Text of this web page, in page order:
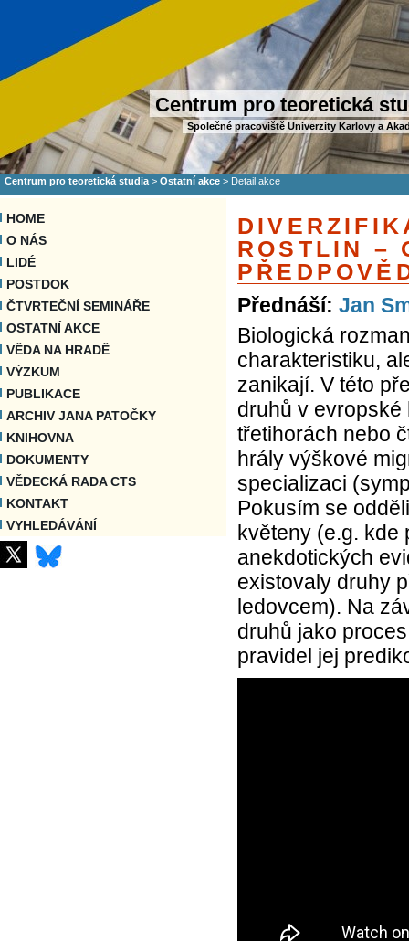
Centrum pro teoretická
Společné pracoviště Univerzity Karlovy a
Centrum pro teoretická studia > Ostatní akce > Detail akce
HOME
O NÁS
LIDÉ
POSTDOK
ČTVRTEČNÍ SEMINÁŘE
OSTATNÍ AKCE
VĚDA NA HRADĚ
VÝZKUM
PUBLIKACE
ARCHIV JANA PATOČKY
KNIHOVNA
DOKUMENTY
VĚDECKÁ RADA CTS
KONTAKT
VYHLEDÁVÁNÍ
ROSTLIN –
Přednáší: Jan
Biologická
charakteristiku,
zanikají. V této
druhů v evropské
třetihorách nebo
hrály výškové
specializaci
Pokusím se
květeny (e.g. kde
anekdotických
existovaly druhy
ledovcem). Na
druhů jako
pravidel jej